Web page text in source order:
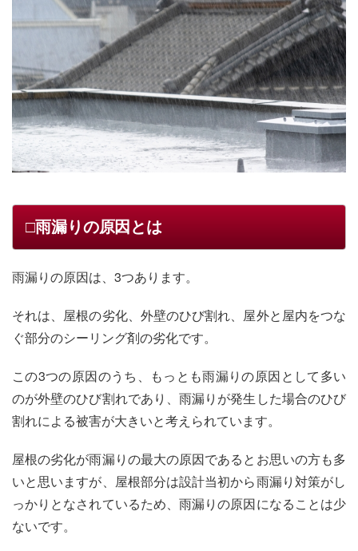
□雨漏りの原因とは
雨漏りの原因は、3つあります。
それは、屋根の劣化、外壁のひび割れ、屋外と屋内をつな
ぐ部分のシーリング剤の劣化です。
この3つの原因のうち、もっとも雨漏りの原因として多い
のが外壁のひび割れであり、雨漏りが発生した場合のひび
割れによる被害が大きいと考えられています。
屋根の劣化が雨漏りの最大の原因であるとお思いの方も多
いと思いますが、屋根部分は設計当初から雨漏り対策がし
っかりとなされているため、雨漏りの原因になることは少
ないです。